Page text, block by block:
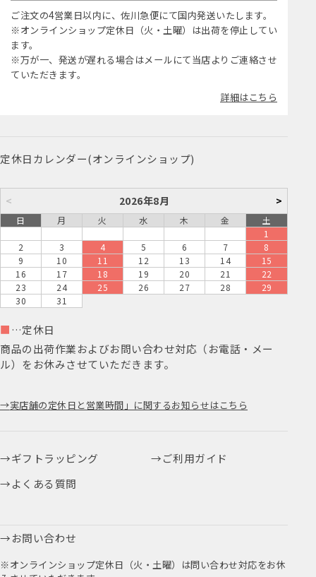
ご注文の4営業日以内に、佐川急便にて国内発送いたします。
※オンラインショップ定休日（火・土曜）は出荷を停止してい
ます。
※万が一、発送が遅れる場合はメールにて当店よりご連絡させ
ていただきます。
詳細はこちら
定休日カレンダー(オンラインショップ)
< 2026年8月 >
日 月 火 水 木 金
土
1
2
3 4 5 6 7
8
9
10 11 12 13 14
15
16
17 18 19 20 21
22
23
24 25 26 27 28
29
30
31
■ …定休日
商品の出荷作業およびお問い合わせ対応（お電話・メー
ル）をお休みさせていただきます。
実店舗の定休日と営業時間」に関するお知らせはこちら
ギフトラッピング
ご利用ガイド
よくある質問
お問い合わせ
※オンラインショップ定休日（火・土曜）は問い合わせ対応をお休